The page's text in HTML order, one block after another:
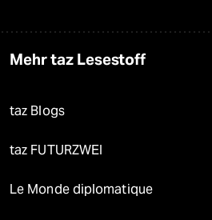
Mehr taz Lesestoff
taz Blogs
taz FUTURZWEI
Le Monde diplomatique